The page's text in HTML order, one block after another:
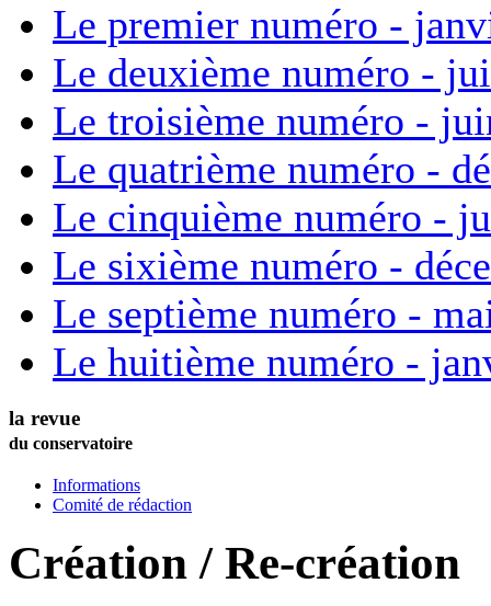
Le premier numéro -
Le deuxième numéro -
Le troisième numéro -
Le quatrième numéro -
Le cinquième numéro -
Le sixième numéro -
Le septième numéro -
Le huitième numéro -
la revue
du conservatoire
Informations
Comité de rédaction
Création / Re-création